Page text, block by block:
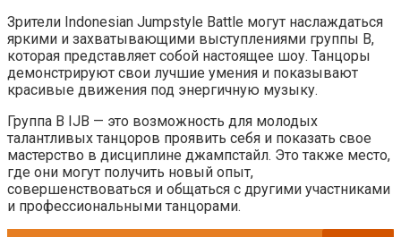
Зрители Indonesian Jumpstyle Battle могут наслаждаться
яркими и захватывающими выступлениями группы B,
которая представляет собой настоящее шоу. Танцоры
демонстрируют свои лучшие умения и показывают
красивые движения под энергичную музыку.
Группа B IJB — это возможность для молодых
талантливых танцоров проявить себя и показать свое
мастерство в дисциплине джампстайл. Это также место,
где они могут получить новый опыт,
совершенствоваться и общаться с другими участниками
и профессиональными танцорами.